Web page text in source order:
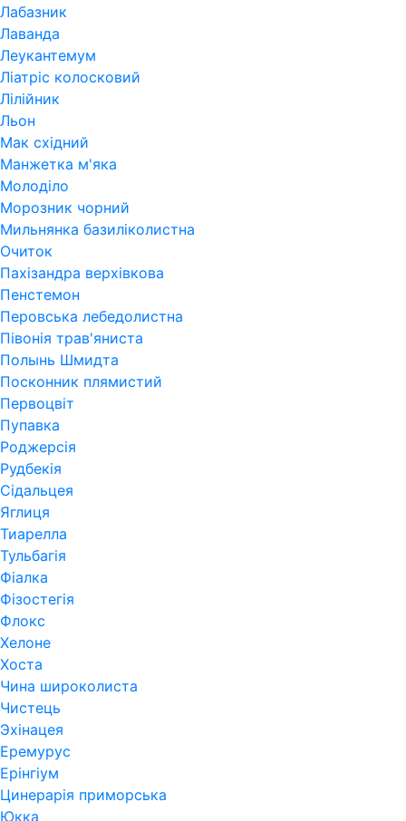
Лабазник
Лаванда
Леукантемум
Ліатріс колосковий
Лілійник
Льон
Мак східний
Манжетка м'яка
Молоділо
Морозник чорний
Мильнянка базиліколистна
Очиток
Пахізандра верхівкова
Пенстемон
Перовська лебедолистна
Півонія трав'яниста
Полынь Шмидта
Посконник плямистий
Первоцвіт
Пупавка
Роджерсія
Рудбекія
Сідальцея
Яглиця
Тиарелла
Тульбагія
Фіалка
Фізостегія
Флокс
Хелоне
Хоста
Чина широколиста
Чистець
Эхінацея
Еремурус
Ерінгіум
Цинерарія приморська
Юкка